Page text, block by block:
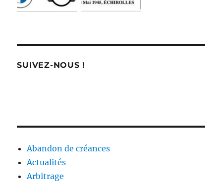
SUIVEZ-NOUS !
Abandon de créances
Actualités
Arbitrage